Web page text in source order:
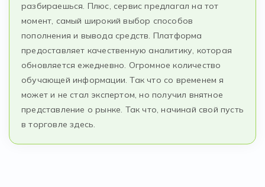
разбираешься. Плюс, сервис предлагал на тот
момент, самый широкий выбор способов
пополнения и вывода средств. Платформа
предоставляет качественную аналитику, которая
обновляется ежедневно. Огромное количество
обучающей информации. Так что со временем я
может и не стал экспертом, но получил внятное
представление о рынке. Так что, начинай свой пусть
в торговле здесь.